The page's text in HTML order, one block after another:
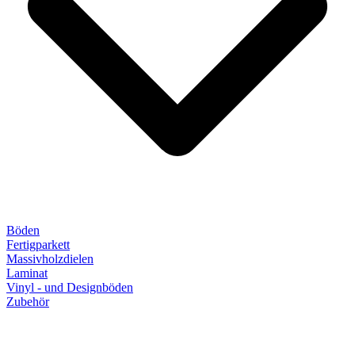
Böden
Fertigparkett
Massivholzdielen
Laminat
Vinyl - und Designböden
Zubehör